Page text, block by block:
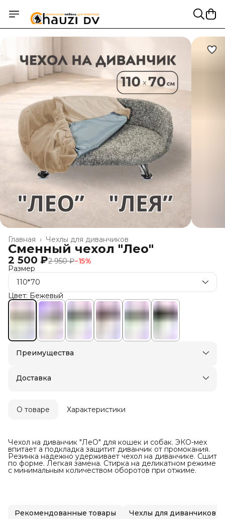
Чехлы для диванчиков
Главная ›
Сменный чехол "Лео"
2 500 ₽2 950 ₽−15%
Размер
110*70
Цвет: Бежевый
Преимущества
Доставка в пункты выдачи или до двери
Доставка
О товаре Характеристики
Чехол на диванчик "ЛеО" для кошек и собак. ЭКО-мех
впитает а подкладка защитит диванчик от промокания.
Резинка надежно удерживает чехол на диванчике. Сшит
по форме. Легкая замена. Стирка на деликатном режиме
с минимальным количеством оборотов при отжиме.
Рекомендованные товары Чехлы для диванчиков